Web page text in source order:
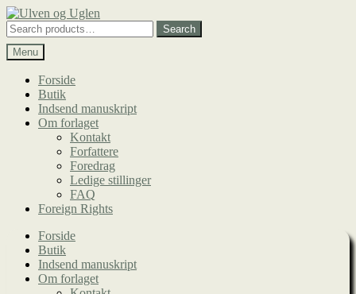
Spring
til
navigation
Spring
til
indhold
Search
for:
Search
Menu
Forside
Butik
Indsend manuskript
Om forlaget
Kontakt
Forfattere
Foredrag
Ledige stillinger
FAQ
Foreign Rights
Forside
Butik
Indsend manuskript
Om forlaget